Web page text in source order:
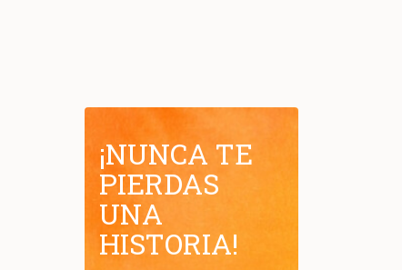
¡NUNCA TE
PIERDAS
UNA
HISTORIA!